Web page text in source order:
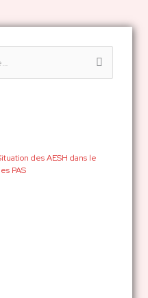
des AESH dans le
PAS